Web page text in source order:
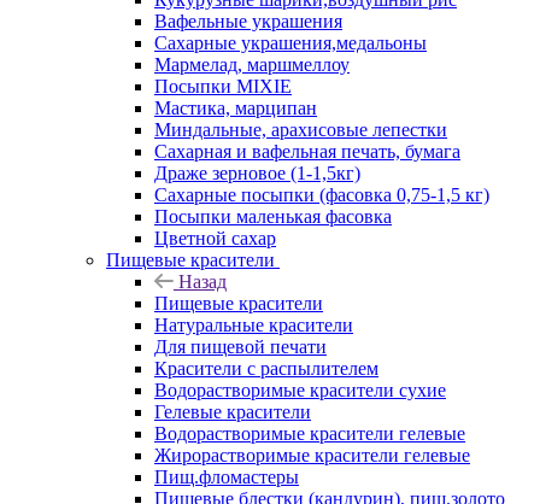
Вафельные украшения
Сахарные украшения,медальоны
Мармелад, маршмеллоу
Посыпки MIXIE
Мастика, марципан
Миндальные, арахисовые лепестки
Сахарная и вафельная печать, бумага
Драже зерновое (1-1,5кг)
Сахарные посыпки (фасовка 0,75-1,5 кг)
Посыпки маленькая фасовка
Цветной сахар
Пищевые красители
Назад
Пищевые красители
Натуральные красители
Для пищевой печати
Красители с распылителем
Водорастворимые красители сухие
Гелевые красители
Водорастворимые красители гелевые
Жирорастворимые красители гелевые
Пищ.фломастеры
Пищевые блестки (кандурин), пищ.золото